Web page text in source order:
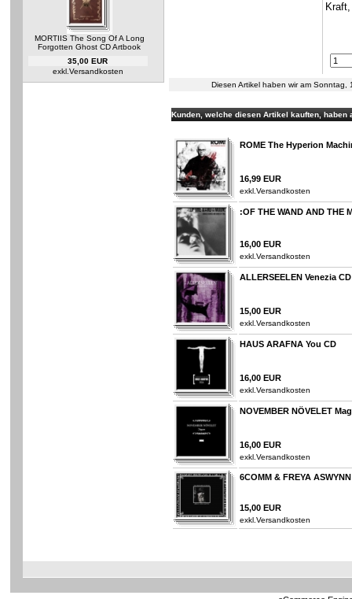
MORTIIS The Song Of A Long
Forgotten Ghost CD Artbook
35,00 EUR
exkl. Versandkosten
Diesen Artikel haben wir am
Kunden, welche diesen Artikel kauften, haben
ROME The Hyperion
16,99 EUR
exkl. Versandkosten
:OF THE WAND AND
16,00 EUR
exkl. Versandkosten
ALLERSEELEN Venezia CD
15,00 EUR
exkl. Versandkosten
HAUS ARAFNA You CD
16,00 EUR
exkl. Versandkosten
NOVEMBER NÖVELET
16,00 EUR
exkl. Versandkosten
6COMM & FREYA
15,00 EUR
exkl. Versandkosten